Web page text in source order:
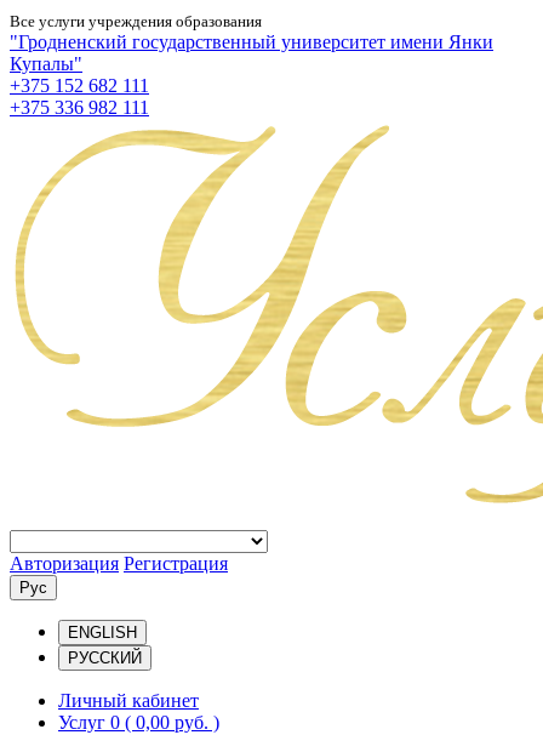
Все услуги учреждения образования
"Гродненский государственный университет имени Янки
Купалы"
+375 152 682 111
+375 336 982 111
Авторизация Регистрация
Рус
ENGLISH
РУССКИЙ
Личный кабинет
Услуг 0 ( 0,00 руб. )